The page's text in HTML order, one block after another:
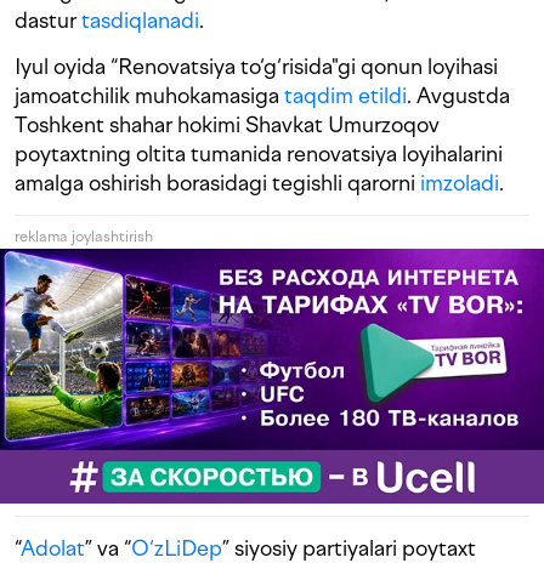
dasturtasdiqlanadi.
Iyul oyida “Renovatsiya to‘g‘risida"gi qonun loyihasi
jamoatchilik muhokamasiga taqdim etildi. Avgustda
Toshkent shahar hokimi Shavkat Umurzoqov
poytaxtning oltita tumanida renovatsiya loyihalarini
amalga oshirish borasidagi tegishli qarorni imzoladi.
reklama joylashtirish
“Adolat” va “O‘zLiDep” siyosiy partiyalari poytaxt